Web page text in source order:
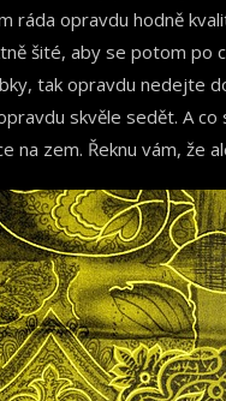
ráda opravdu hodně
šité, aby se potom po
tak opravdu nedejte
skvěle sedět. A
na zem. Řeknu vám, že